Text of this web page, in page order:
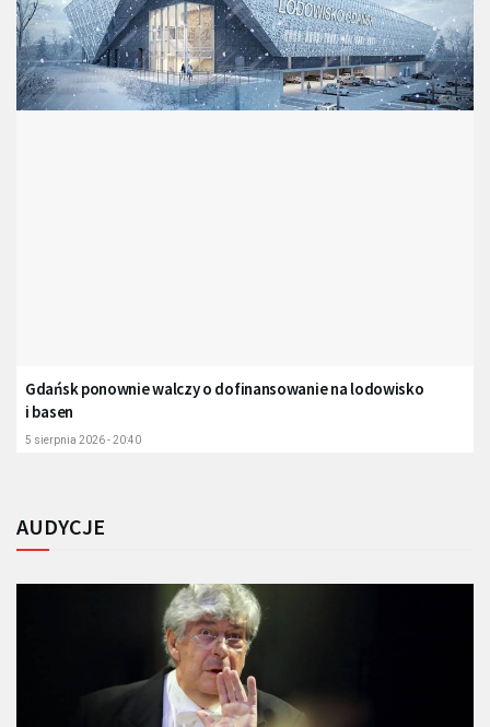
Gdańsk ponownie walczy o dofinansowanie na lodowisko
i basen
5 sierpnia 2026 - 20:40
AUDYCJE